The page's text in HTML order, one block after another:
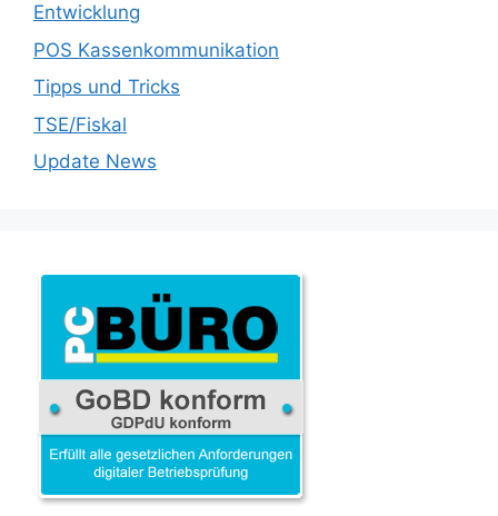
Entwicklung
POS Kassenkommunikation
Tipps und Tricks
TSE/Fiskal
Update News